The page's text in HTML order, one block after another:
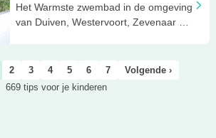
Het Warmste zwembad in de omgeving
van Duiven, Westervoort, Zevenaar en
2 3 4 5 6 7
Volgende ›
669 tips voor je kinderen